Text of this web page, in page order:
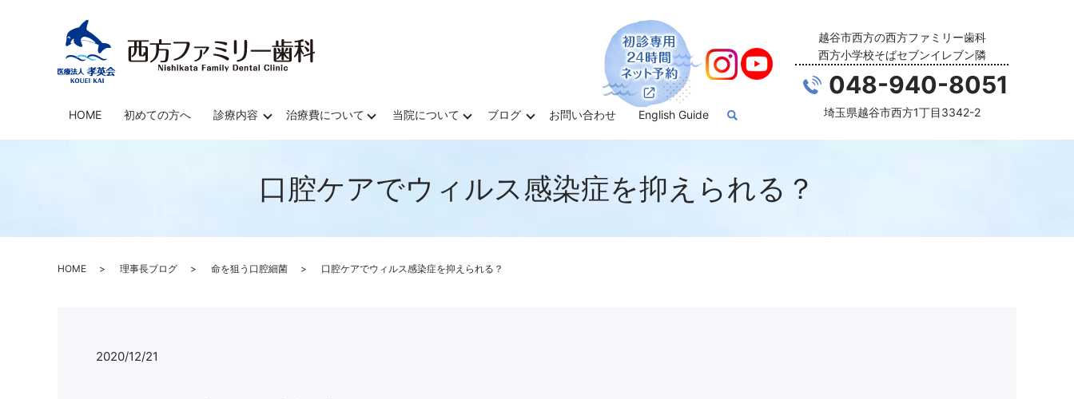
HOME 初めての方へ 診療内容 治療費について 当院について ブログ お問い合わせ English Guide
越谷市西方の西方ファミリー歯科
西方小学校そばセブンイレブン隣
048-940-8051
埼玉県越谷市西方1丁目3342-2
口腔ケアでウィルス感染症を抑えられる？
HOME 理事長ブログ 命を狙う口腔細菌 口腔ケアでウィルス感染症を抑えられる？
2020/12/21